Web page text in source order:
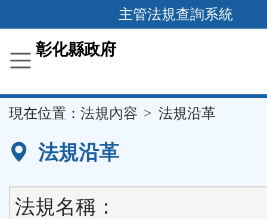
到
要
容
區
主管法規查詢系統
彰化縣政府
現在位置： 法規內容 法規沿革
法規沿革
法規名稱：